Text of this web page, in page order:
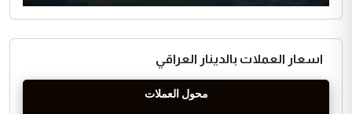
اسعار العملات بالدينار العراقي